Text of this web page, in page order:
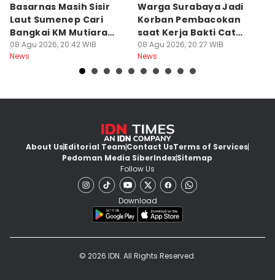
Basarnas Masih Sisir
Laut Sumenep Cari
Bangkai KM Mutiara
Sentosa II
08 Agu 2026, 20:42 WIB
News
Warga Surabaya Jadi
Korban Pembacokan
saat Kerja Bakti Cat
Gapura
08 Agu 2026, 20:27 WIB
News
About UsEditorial TeamContact UsTerms of Services
Pedoman Media SiberIndexSitemap
Follow Us
Download
© 2026 IDN. All Rights Reserved.